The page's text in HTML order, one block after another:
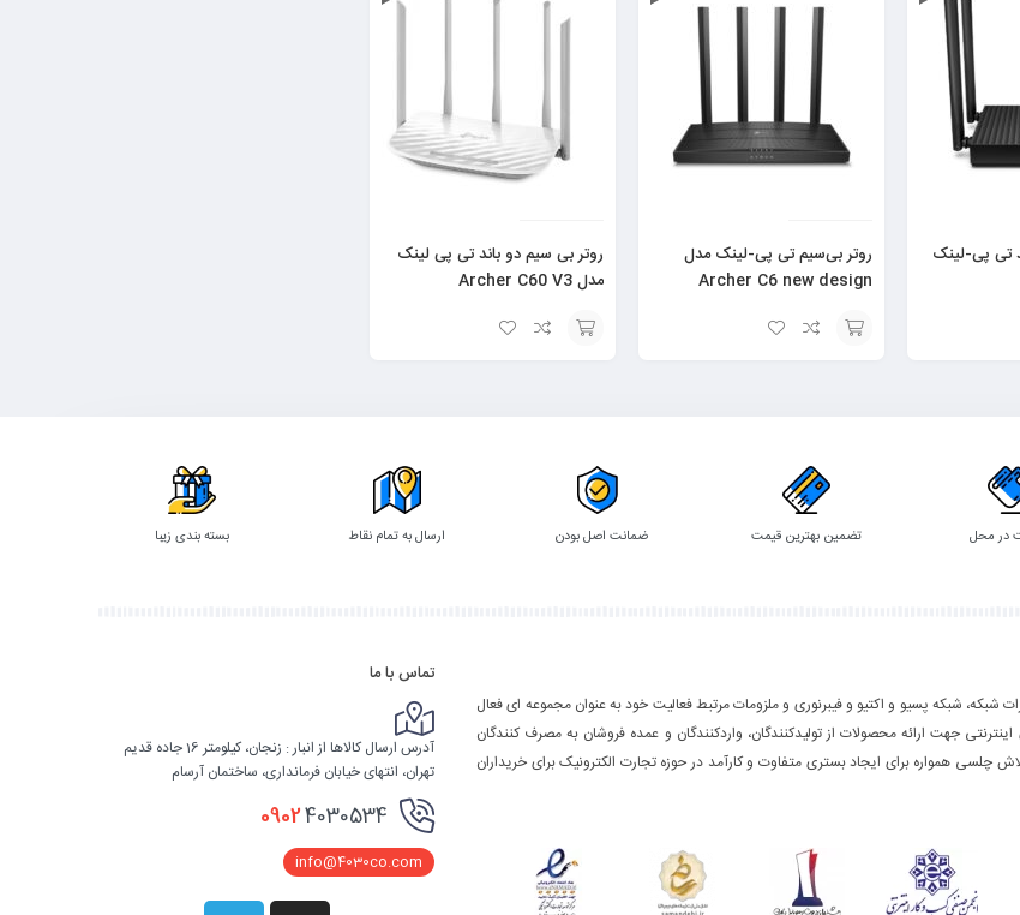
تی پی-لینک
روتر بی‌سیم تی پی-لینک مدل
Archer C6 new design
روتر بی سیم دو باند تی پی لینک
مدل Archer C60 V3
در محل تضمین بهترین قیمت ضمانت اصل بودن ارسال به تمام نقاط بسته بندی زیبا
شبکه، شبکه پسیو و اکتیو و فیبرنوری و ملزومات مرتبط فعالیت خود به عنوان مجموعه ای فعال
جهت ارائه محصولات از تولیدکنندگان، واردکنندگان و عمده فروشان به مصرف کنندگان
چلسی همواره برای ایجاد بستری متفاوت و کارآمد در حوزه تجارت الکترونیک برای خریداران
تماس با ما
آدرس ارسال کالاها از انبار : زنجان، کیلومتر 16 جاده قدیم
تهران، انتهای خیابان فرمانداری، ساختمان آرسام
09024030534
info@4030co.com